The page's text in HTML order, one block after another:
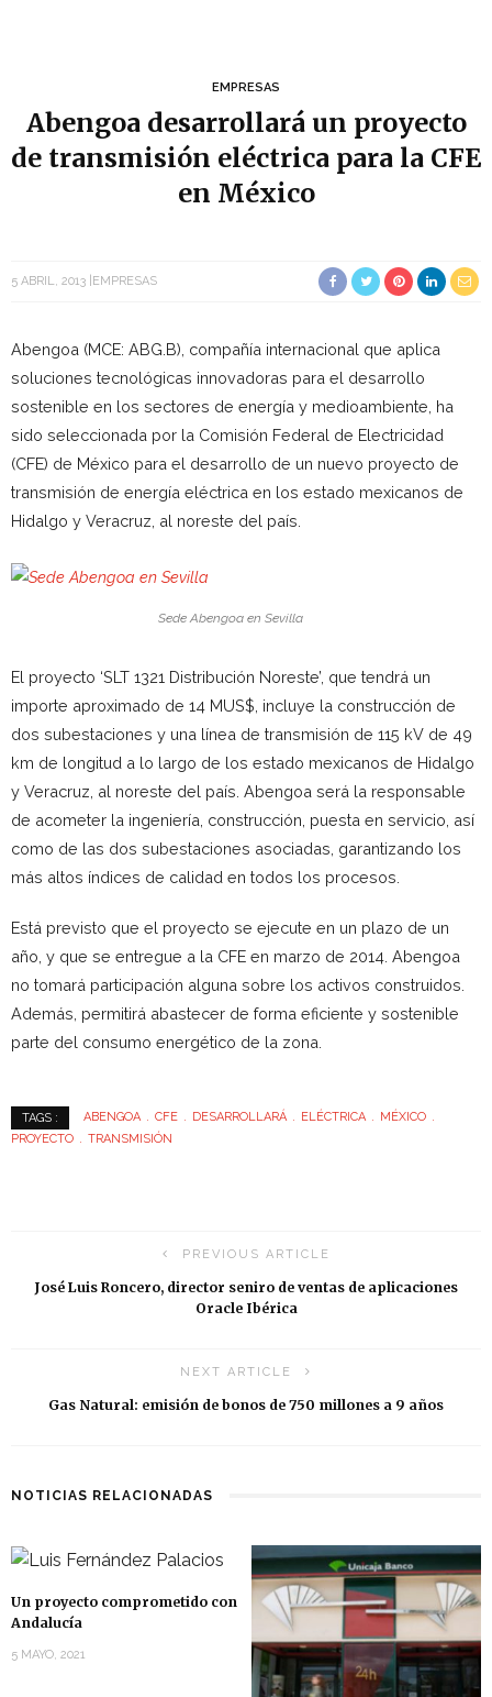
EMPRESAS
Abengoa desarrollará un proyecto
de transmisión eléctrica para la CFE
en México
5 ABRIL, 2013 EMPRESAS
Abengoa (MCE: ABG.B), compañía internacional que aplica
soluciones tecnológicas innovadoras para el desarrollo
sostenible en los sectores de energía y medioambiente, ha
sido seleccionada por la Comisión Federal de Electricidad
(CFE) de México para el desarrollo de un nuevo proyecto de
transmisión de energía eléctrica en los estado mexicanos de
Hidalgo y Veracruz, al noreste del país.
Sede Abengoa en Sevilla
El proyecto ‘SLT 1321 Distribución Noreste’, que tendrá un
importe aproximado de 14 MUS$, incluye la construcción de
dos subestaciones y una línea de transmisión de 115 kV de 49
km de longitud a lo largo de los estado mexicanos de Hidalgo
y Veracruz, al noreste del país. Abengoa será la responsable
de acometer la ingeniería, construcción, puesta en servicio, así
como de las dos subestaciones asociadas, garantizando los
más altos índices de calidad en todos los procesos.
Está previsto que el proyecto se ejecute en un plazo de un
año, y que se entregue a la CFE en marzo de 2014. Abengoa
no tomará participación alguna sobre los activos construidos.
Además, permitirá abastecer de forma eficiente y sostenible
parte del consumo energético de la zona.
TAGS : ABENGOA CFE DESARROLLARÁ ELÉCTRICA
MÉXICO
PROYECTO
TRANSMISIÓN
PREVIOUS ARTICLE
José Luis Roncero, director seniro de ventas de aplicaciones
Oracle Ibérica
NEXT ARTICLE
Gas Natural: emisión de bonos de 750 millones a 9 años
NOTICIAS RELACIONADAS
Un proyecto comprometido con
Andalucía
5 MAYO, 2021